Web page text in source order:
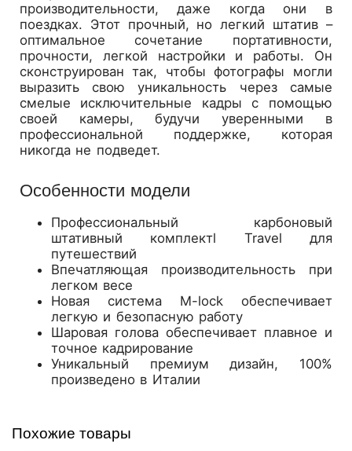
производительности, даже когда они в
поездках. Этот прочный, но легкий штатив –
оптимальное сочетание портативности,
прочности, легкой настройки и работы. Он
сконструирован так, чтобы фотографы могли
выразить свою уникальность через самые
смелые исключительные кадры с помощью
своей камеры, будучи уверенными в
профессиональной поддержке, которая
никогда не подведет.
Особенности модели
Профессиональный карбоновый
штативный комплектl Travel для
путешествий
Впечатляющая производительность при
легком весе
Новая система M-lock обеспечивает
легкую и безопасную работу
Шаровая голова обеспечивает плавное и
точное кадрирование
Уникальный премиум дизайн, 100%
произведено в Италии
Похожие товары